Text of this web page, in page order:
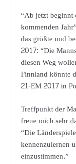
“Ab jetzt
kommenden
das größte und
2017: “Die
diesen Weg
Finnland könnte
21-EM 2017 in
Treffpunkt der
freue mich sehr
“Die
kennenzulernen
einzustimmen.”